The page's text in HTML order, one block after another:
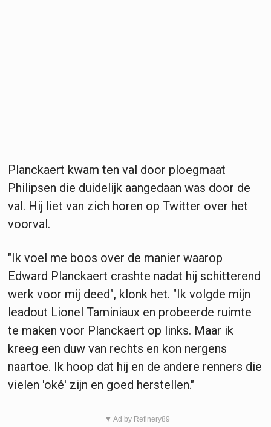
Planckaert kwam ten val door ploegmaat
Philipsen die duidelijk aangedaan was door de
val. Hij liet van zich horen op Twitter over het
voorval.
"Ik voel me boos over de manier waarop
Edward Planckaert crashte nadat hij schitterend
werk voor mij deed", klonk het. "Ik volgde mijn
leadout Lionel Taminiaux en probeerde ruimte
te maken voor Planckaert op links. Maar ik
kreeg een duw van rechts en kon nergens
naartoe. Ik hoop dat hij en de andere renners die
vielen 'oké' zijn en goed herstellen."
▼ Ad by Refinery89